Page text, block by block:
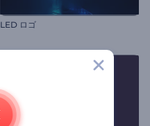
LED ロゴ